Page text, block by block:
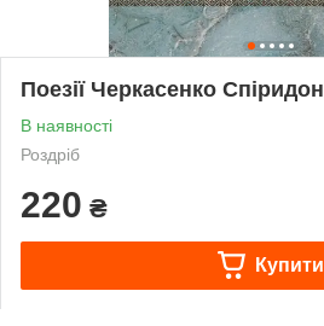
Поезії Черкасенко Спіридон
В наявності
Роздріб
220 ₴
Купити